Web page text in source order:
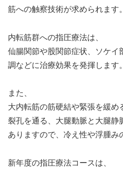
筋への触察技術が求められます。
内転筋群への指圧療法は、
仙腸関節や股関節症状、ソケイ
調などに治療効果を発揮します。
また、
大内転筋の筋硬結や緊張を緩め
裂孔を通る、大腿動脈と大腿静
ありますので、冷え性や浮腫み
新年度の指圧療法コースは、